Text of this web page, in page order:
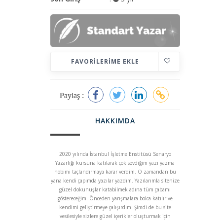
FAVORILERIME EKLE
Paylaş :
HAKKIMDA
2020 yılında İstanbul İşletme Enstitüsü Senaryo
Yazarlığı kursuna katılarak çok sevdiğim yazı yazma
hobimi taçlandırmaya karar verdim. O zamandan bu
yana kendi çapımda yazılar yazdım. Yazılarımla sitenize
güzel dokunuşlar katabilmek adına tüm çabamı
göstereceğim. Önceden yarışmalara bolca katılır ve
kendimi geliştirmeye çalışırdım. Şimdi de bu site
vesilesiyle sizlere güzel içerikler oluşturmak için